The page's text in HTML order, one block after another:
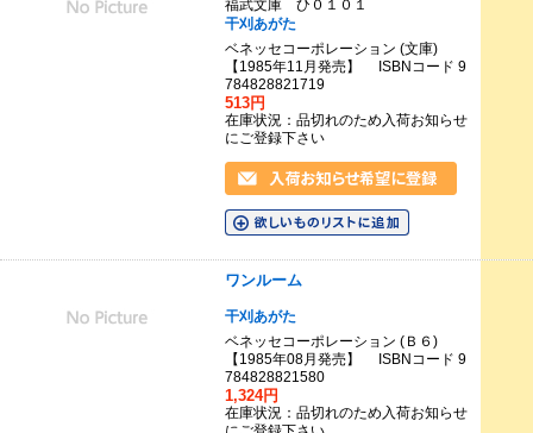
福武文庫 ひ０１０１
干刈あがた
ベネッセコーポレーション (文庫)
【1985年11月発売】 ISBNコード 9
784828821719
513円
在庫状況：品切れのため入荷お知らせ
にご登録下さい
ワンルーム
干刈あがた
ベネッセコーポレーション (Ｂ６)
【1985年08月発売】 ISBNコード 9
784828821580
1,324円
在庫状況：品切れのため入荷お知らせ